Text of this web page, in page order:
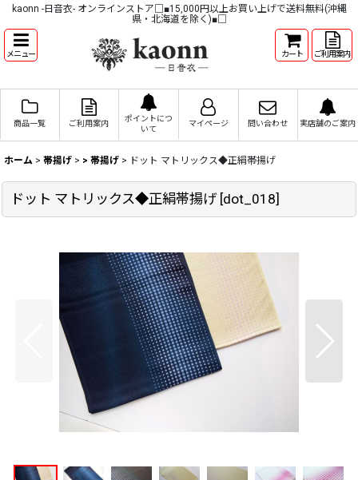
kaonn -日音衣- オンラインストア□■15,000円以上お買い上げで送料無料(沖縄
県・北海道を除く)■□
メニュー カート ご利用案内
商品一覧 ご利用案内
ポイントにつ
いて
マイページ 問い合わせ 実店舗のご案内
ホーム > 帯揚げ > > 帯揚げ > ドット マトリックス◆正絹帯揚げ
ドット マトリックス◆正絹帯揚げ [dot_018]